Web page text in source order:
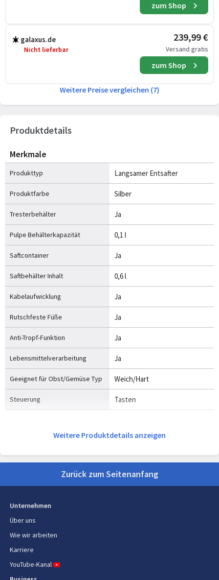
zum Shop
galaxus.de
Nicht lieferbar
239,99 €
Versand gratis
zum Shop
Weitere Preise vergleichen (7)
Produktdetails
Merkmale
Produkttyp Langsamer Entsafter
Produktfarbe Silber
Tresterbehälter Ja
Pulpe Behälterkapazität 0,1 l
Saftcontainer Ja
Saftbehälter Inhalt 0,6 l
Kabelaufwicklung Ja
Rutschfeste Füße Ja
Anti-Tropf-Funktion Ja
Lebensmittelverarbeitung Ja
Geeignet für Obst/Gemüse Typ Weich/Hart
Steuerung Tasten
Gewicht und Abmessungen
Tiefe
Weitere Produktdetails anzeigen
Zurück zum Seitenanfang
Unternehmen
Über uns
Wie wir arbeiten
Karriere
YouTube-Kanal